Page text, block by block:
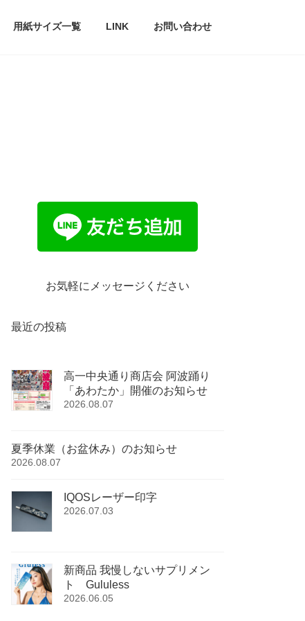
用紙サイズ一覧 LINK お問い合わせ
お気軽にメッセージください
最近の投稿
高一中央通り商店会 阿波踊り
「あわたか」開催のお知らせ
2026.08.07
夏季休業（お盆休み）のお知らせ
2026.08.07
IQOSレーザー印字
2026.07.03
新商品 我慢しないサプリメン
ト Gululess
2026.06.05